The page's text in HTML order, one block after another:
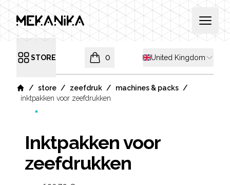
MEKANIKA Open
Open menu
STORE Shipping country
United Kingdom
0
items in cart, view bag
Home
/ store / zeefdruk / machines & packs /
inktpakken voor zeefdrukken
Inktpakken voor
zeefdrukken
Product information